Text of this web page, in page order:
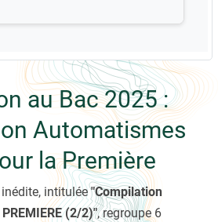
au Bac 2025 :
Automatismes
la Première
intitulée"Compilation
(2/2)", regroupe 6